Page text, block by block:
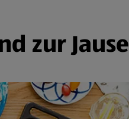
zur Jause